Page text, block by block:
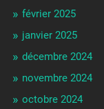
février 2025
janvier 2025
décembre 2024
novembre 2024
octobre 2024